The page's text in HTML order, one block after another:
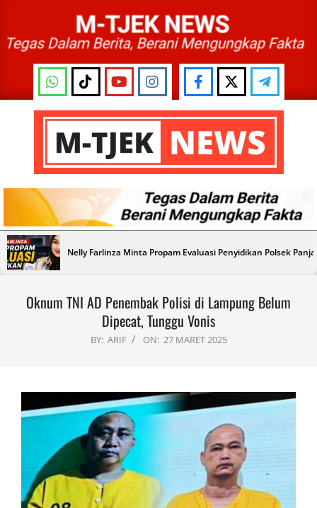
content
M-
TJEK
NEWS
Primary
Navigation
Menu
Nelly Farlinza Minta Propam Evaluasi Penyidikan Polsek
Oknum TNI AD Penembak Polisi di Lampung Belum
Dipecat, Tunggu Vonis
BY: ARIF ON: 27 MARET 2025